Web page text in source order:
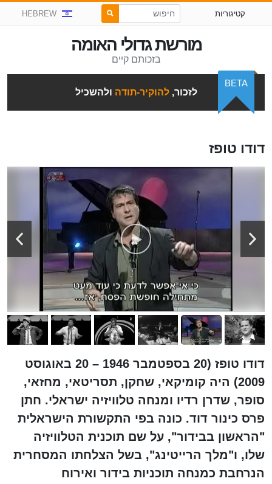
קטיגוריות HEBREW
מורשת גדולי האומה
בזכותם קיים
לזכור,להוקיר-תודה ולהשכיל
BETA
דודו טופז
דודו טופז (20 בספטמבר 1946 – 20 באוגוסט
2009) היה קומיקאי, שחקן, תסריטאי, מחזאי,
סופר, שדרן רדיו ומנחה טלוויזיה ישראלי. חתן
פרס כינור דוד. כונה בפי התקשורת הישראלית
"הראשון בבידור", על שם תוכנית הטלוויזיה
שלו, ו"מלך הרייטינג", בשל הצלחתו המסחרית
הנרחבת כמנחה תוכניות בידור ואירוח